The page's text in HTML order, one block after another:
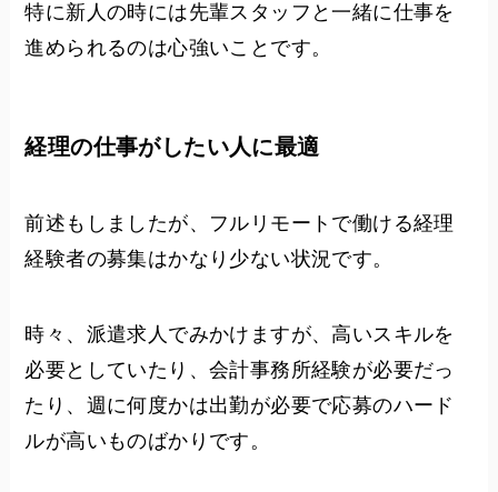
特に新人の時には先輩スタッフと一緒に仕事を
進められるのは心強いことです。
経理の仕事がしたい人に最適
前述もしましたが、フルリモートで働ける経理
経験者の募集はかなり少ない状況です。
時々、派遣求人でみかけますが、高いスキルを
必要としていたり、会計事務所経験が必要だっ
たり、週に何度かは出勤が必要で応募のハード
ルが高いものばかりです。